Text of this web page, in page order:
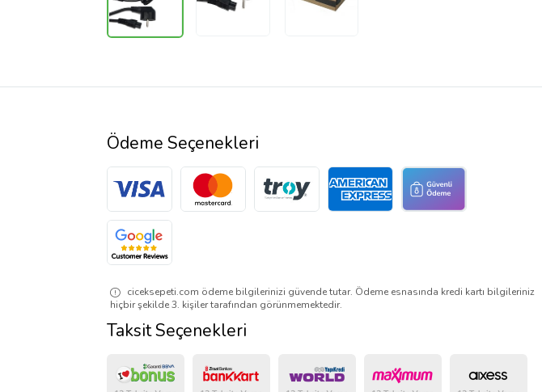
Ödeme Seçenekleri
ciceksepeti.com ödeme bilgilerinizi güvende tutar. Ödeme esnasında kredi kartı bilgileriniz
hiçbir şekilde 3. kişiler tarafından görünmemektedir.
Taksit Seçenekleri